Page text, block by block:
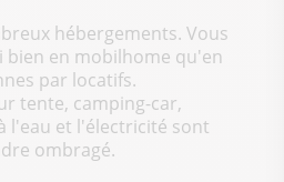
hébergements. Vous
bien en mobilhome qu'en
par locatifs.
tente, camping-car,
l'eau et l'électricité sont
ombragé.